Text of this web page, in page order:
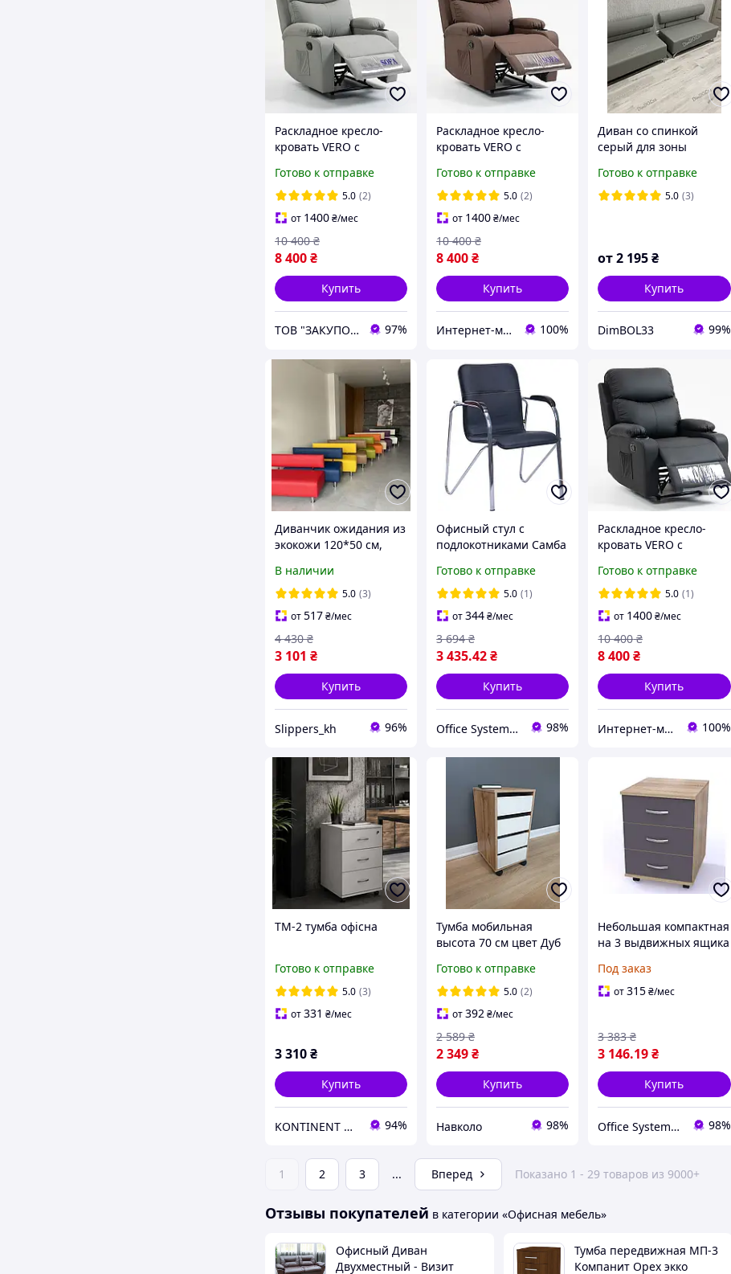
Раскладное кресло-
кровать VERO с
Серый
Готово к отправке
5.0 (2)
от 1400₴/мес
8 400₴
10 400 ₴
Купить
ТОВ "ЗАКУПОЛЬ" 97%
Раскладное кресло-
кровать VERO с
Коричневый
Готово к отправке
5.0 (2)
от 1400₴/мес
8 400₴
10 400 ₴
Купить
Интернет-магазин "RevaStore" 100%
Диван со спинкой
серый для зоны
для кухни, кафе, офиса,
школы, больницы,
Готово к отправке
5.0 (3)
от2 195₴
Купить
DimBOL33 99%
Диванчик ожидания из
экокожи 120*50 см,
офис, в магазин, в
кафе, в коридор, в
прихожую
В наличии
5.0 (3)
от517₴/мес
3 101 ₴
4 430 ₴
Купить
Slippers_kh 96%
Офисный стул с
подлокотниками Самба
20 для посетителей и
конференций без канта
AMF
Готово к отправке
5.0 (1)
от344₴/мес
3 435.42₴
3 694 ₴
Купить
Office Systems 24 - меблі для всіх! Україна! Підбираємо з любов'ю! 98%
Раскладное кресло-
кровать VERO с
Чёрный
Готово к отправке
5.0 (1)
от 1400₴/мес
8 400₴
10 400 ₴
Купить
Интернет-магазин "RevaStore" 100%
ТМ-2 тумба офісна
Готово к отправке
5.0 (3)
от331 ₴/мес
3 310₴
Купить
KONTINENT HOME 94%
Тумба мобильная
высота 70 см цвет Дуб
фасадом
Готово к отправке
5.0 (2)
от392₴/мес
2 349₴
2 589 ₴
Купить
Навколо 98%
Небольшая компактная
на 3 выдвижных ящика
Мебель
Под заказ
от315₴/мес
3 146.19₴
3 383 ₴
Купить
Office Systems 24 - меблі для всіх! Україна! Підбираємо з любов'ю! 98%
1 2 3 ... Вперед Показано 1 - 29 товаров из 9000+
Отзывы покупателей в категории «Офисная мебель»
Офисный Диван
Двухместный - Визит
Тумба передвижная МП-3
Компанит Орех экко